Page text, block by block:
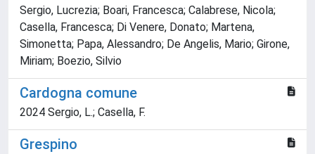
Sergio, Lucrezia; Boari, Francesca; Calabrese, Nicola;
Casella, Francesca; Di Venere, Donato; Martena,
Simonetta; Papa, Alessandro; De Angelis, Mario; Girone,
Miriam; Boezio, Silvio
Cardogna comune
2024 Sergio, L.; Casella, F.
Grespino